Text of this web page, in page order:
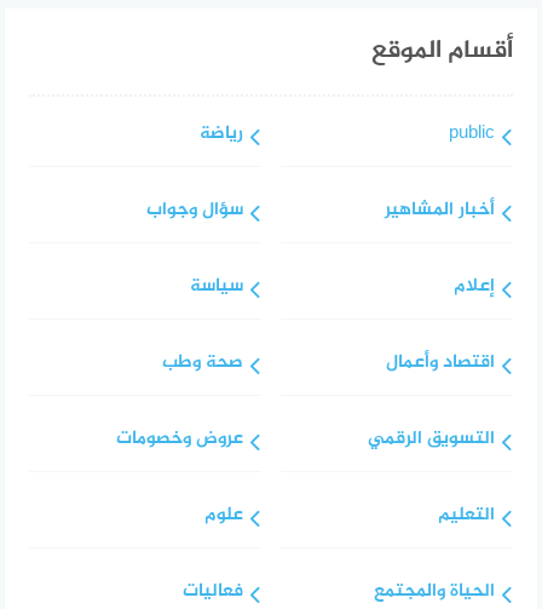
أقسام الموقع
public
أخبار المشاهير
إعلام
اقتصاد وأعمال
التسويق الرقمي
التعليم
الحياة والمجتمع
رياضة
سؤال وجواب
سياسة
صحة وطب
عروض وخصومات
علوم
فعاليات